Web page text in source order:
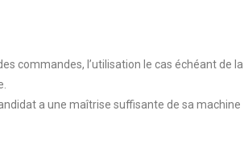
commandes, l’utilisation le cas échéant de la
a une maîtrise suffisante de sa machine